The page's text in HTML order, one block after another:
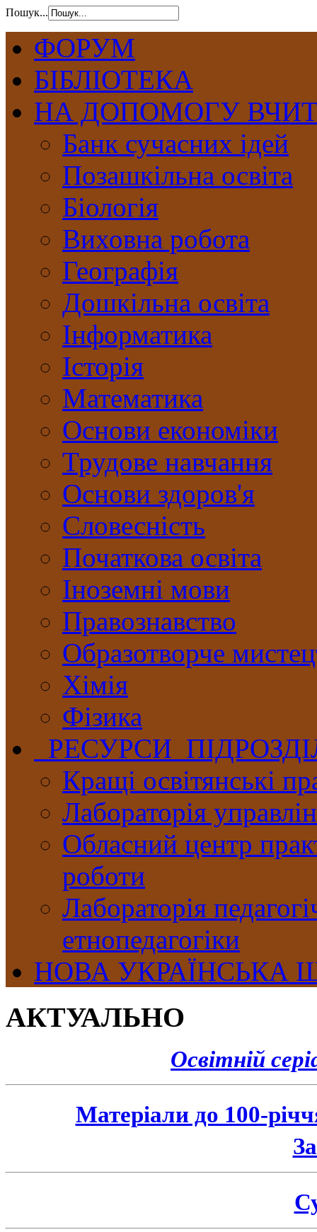
Пошук...
ФОРУМ
БІБЛІОТЕКА
НА ДОПОМОГУ
Банк сучасних ідей
Позашкільна освіта
Біологія
Виховна робота
Географія
Дошкільна освіта
Інформатика
Історія
Математика
Основи економіки
Трудове навчання
Основи здоров'я
Словесність
Початкова освіта
Іноземні мови
Правознавство
Образотворче
Хімія
Фізика
РЕСУРСИ
Кращі освітянські
Лабораторія
Обласний центр
роботи
Лабораторія
етнопедагогіки
НОВА УКРАЇНСЬКА
АКТУАЛЬНО
Освітній
Матеріали до 100-